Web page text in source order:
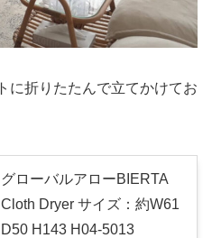
に折りたたんで立てかけてお
グローバルアローBIERTA
Cloth Dryer サイズ：約W61
D50 H143 H04-5013